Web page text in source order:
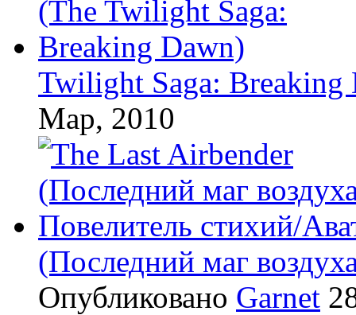
Twilight Saga: Breaking
Мар, 2010
(Последний маг
Опубликовано Garnet